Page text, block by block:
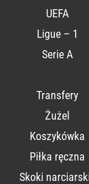
UEFA
Ligue – 1
Serie A
Transfery
Żużel
Koszykówka
Piłka ręczna
Skoki